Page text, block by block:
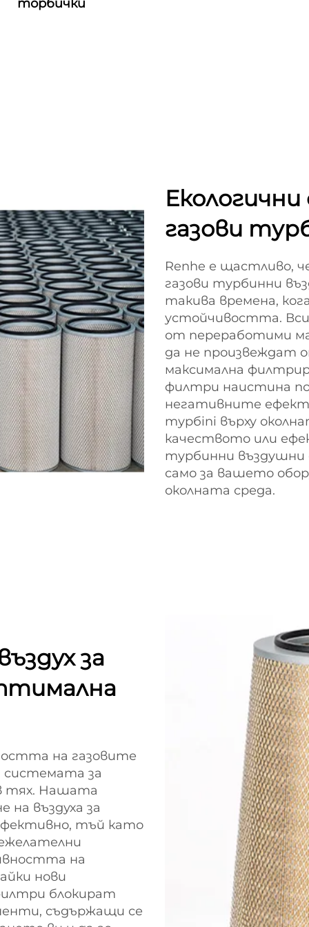
торбички
газови
Renhe е щастливо,
газови турбинни
такива времена,
устойчивостта.
от переработими
да не произвеждат
максимална
филтри наистина
негативните
турбini върху
качеството или
турбинни
само за вашето
околната среда.
за
на газовите
системата за
тях. Нашата
на въздуха за
тъй като
на
нови
блокират
съдържащи се